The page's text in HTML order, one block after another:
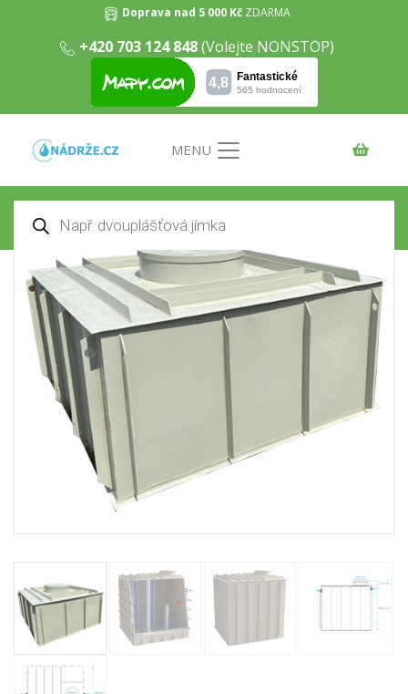
Doprava nad 5 000 Kč ZDARMA
+420 703 124 848(Volejte NONSTOP)
MENU
Products
search
Hranatá nádrž na pitnou vodu k
obetonování 12m3
Domů/Nádrže na pitnou vodu/ Hranatá nádrž na
pitnou vodu k obetonování 12m3